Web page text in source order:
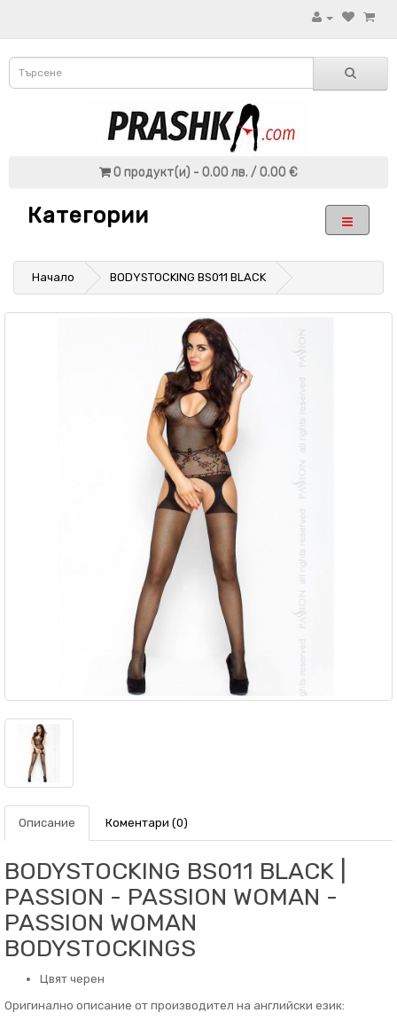
0 продукт(и) - 0.00 лв. / 0.00 €
Категории
Начало BODYSTOCKING BS011 BLACK
Описание Коментари (0)
BODYSTOCKING BS011 BLACK |
PASSION - PASSION WOMAN -
PASSION WOMAN
BODYSTOCKINGS
Цвят черен
Оригинално описание от производител на английски език: